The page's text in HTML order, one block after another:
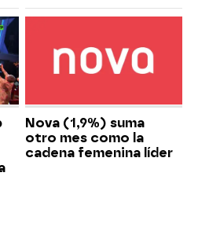
Nova (1,9%) suma
otro mes como la
cadena femenina líder